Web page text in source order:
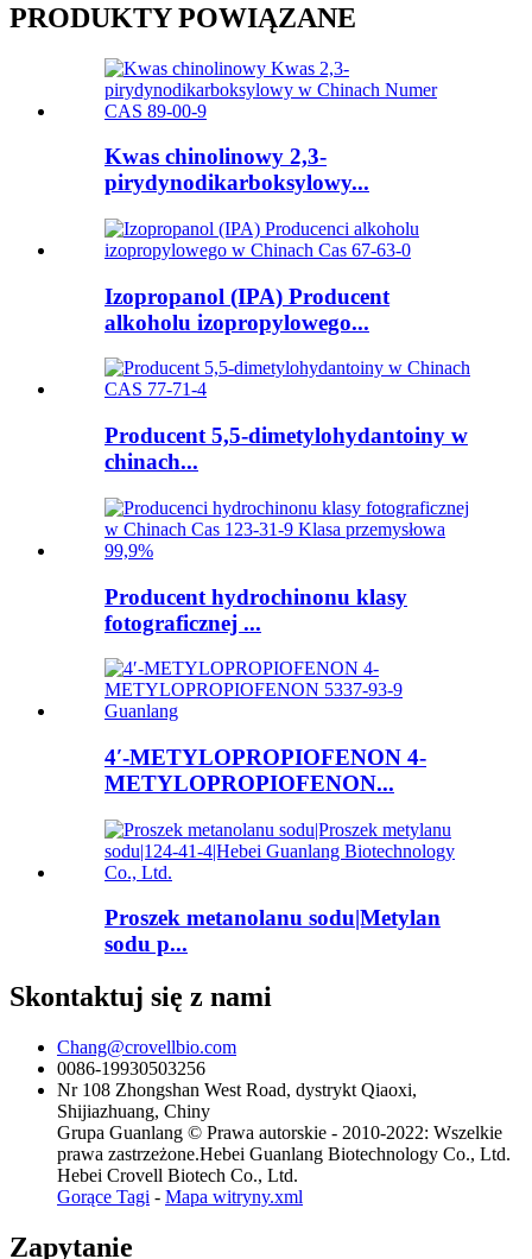
PRODUKTY POWIĄZANE
Kwas chinolinowy 2,3-
pirydynodikarboksylowy...
Izopropanol (IPA) Producent
alkoholu izopropylowego...
Producent 5,5-dimetylohydantoiny w
chinach...
Producent hydrochinonu klasy
fotograficznej ...
4′-METYLOPROPIOFENON 4-
METYLOPROPIOFENON...
Proszek metanolanu sodu|Metylan
sodu p...
Skontaktuj się z nami
Chang@crovellbio.com
0086-19930503256
Nr 108 Zhongshan West Road, dystrykt Qiaoxi,
Shijiazhuang, Chiny
Grupa Guanlang © Prawa autorskie - 2010-2022: Wszelkie
prawa zastrzeżone.Hebei Guanlang Biotechnology Co., Ltd.
Hebei Crovell Biotech Co., Ltd.
Gorące Tagi - Mapa witryny.xml
Zapytanie